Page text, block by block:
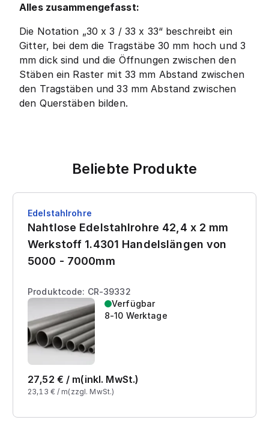
Alles zusammengefasst:
Die Notation „30 x 3 / 33 x 33“ beschreibt ein
Gitter, bei dem die Tragstäbe 30 mm hoch und 3
mm dick sind und die Öffnungen zwischen den
Stäben ein Raster mit 33 mm Abstand zwischen
den Tragstäben und 33 mm Abstand zwischen
den Querstäben bilden.
Beliebte Produkte
Edelstahlrohre
Nahtlose Edelstahlrohre 42,4 x 2 mm
Werkstoff 1.4301 Handelslängen von
5000 - 7000mm
Produktcode: CR-39332
Verfügbar
8-10 Werktage
27,52 € / m(inkl. MwSt.)
23,13 € / m(zzgl. MwSt.)